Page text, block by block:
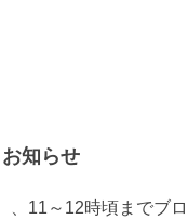
知らせ
、11～12時頃までブ